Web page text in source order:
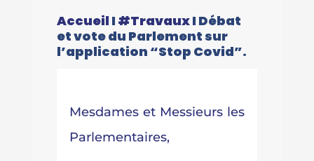
Accueil I #TravauxI Débat
et vote du Parlement sur
l’application “Stop Covid”.
Mesdames et Messieurs les
Parlementaires,